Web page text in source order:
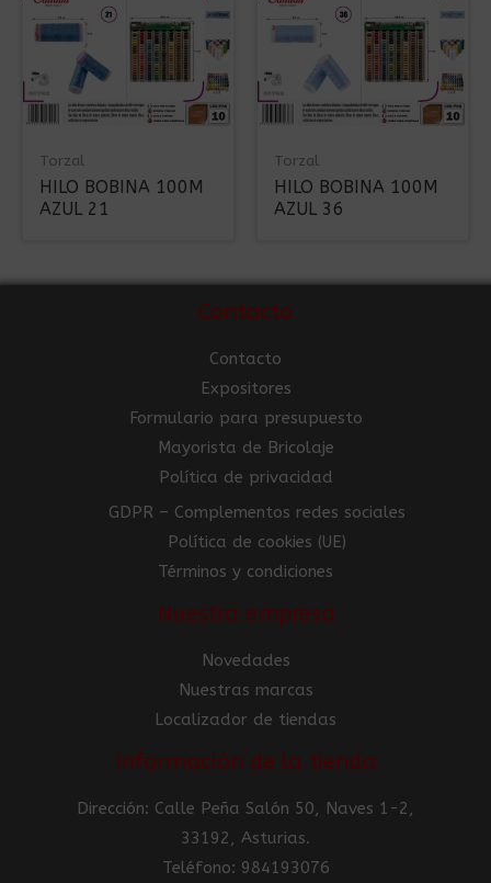
Torzal
HILO BOBINA 100M
AZUL 21
Torzal
HILO BOBINA 100M
AZUL 36
Contacto
Contacto
Expositores
Formulario para presupuesto
Mayorista de Bricolaje
Política de privacidad
GDPR – Complementos redes sociales
Política de cookies (UE)
Términos y condiciones
Nuestra empresa
Novedades
Nuestras marcas
Localizador de tiendas
Información de la tienda
Dirección: Calle Peña Salón 50, Naves 1-2,
33192, Asturias.
Teléfono: 984193076